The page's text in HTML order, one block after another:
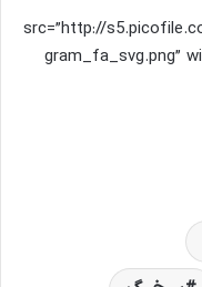
src=”http://
gram_fa_svg.png”